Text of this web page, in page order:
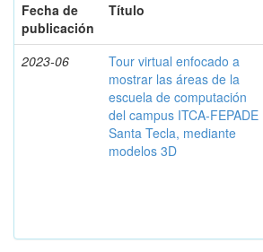
Fecha de
publicación
Título
2023-06
Tour virtual enfocado a
mostrar las áreas de la
escuela de computación
del campus ITCA-FEPADE
Santa Tecla, mediante
modelos 3D